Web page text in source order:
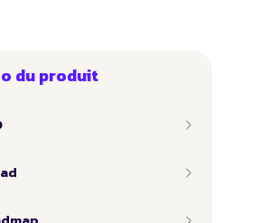
du produit